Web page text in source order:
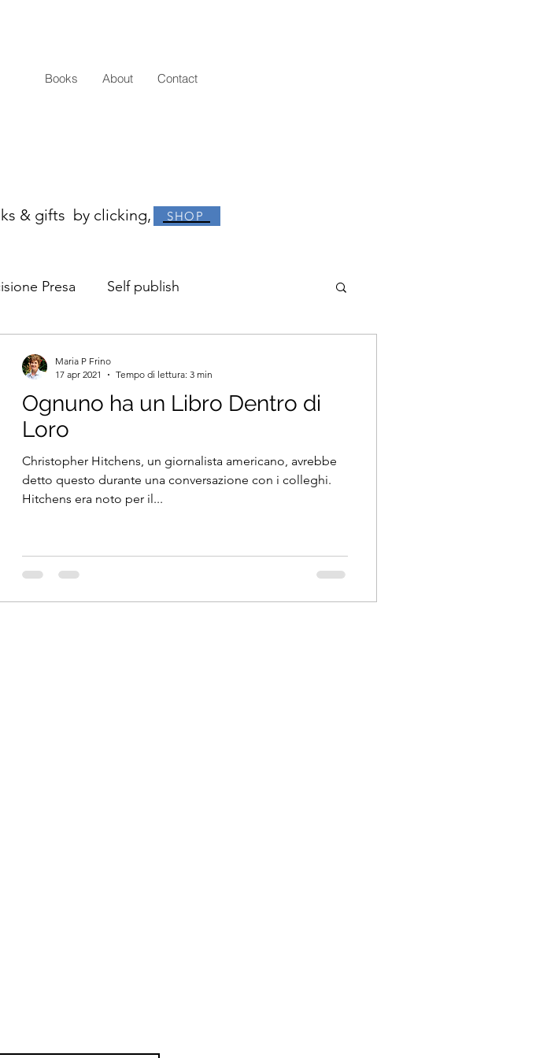
Books About Contact
SHOP
& gifts by clicking,
Presa Self publish
Ognuno ha un Libro Dentro di
Loro
Christopher Hitchens, un giornalista americano, avrebbe
detto questo durante una conversazione con i colleghi.
Hitchens era noto per il...
Maria P Frino
17 apr 2021
Tempo di lettura: 3 min